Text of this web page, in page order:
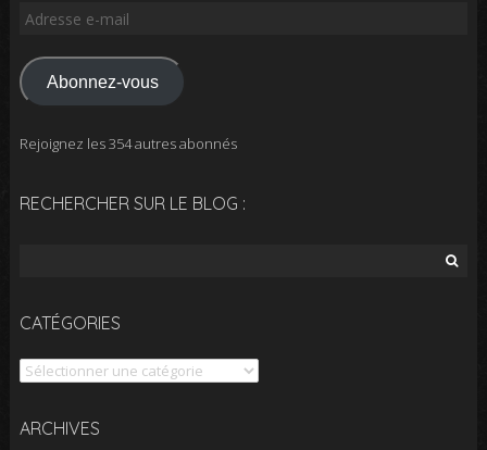
Adresse
mail
Abonnez-vous
Rejoignez les 354 autres abonnés
RECHERCHER SUR LE BLOG :
CATÉGORIES
Catégories
ARCHIVES
Archives